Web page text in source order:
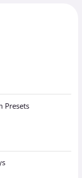
Presets